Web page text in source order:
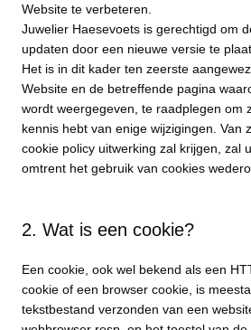
Website te verbeteren.
Juwelier Haesevoets is gerechtigd om
updaten door een nieuwe versie te
Het is in dit kader ten zeerste
Website en de betreffende pagina
wordt weergegeven, te raadplegen om
kennis hebt van enige wijzigingen. Van
cookie policy uitwerking zal krijgen, zal
omtrent het gebruik van cookies
2. Wat is een cookie?
Een cookie, ook wel bekend als een
cookie of een browser cookie, is
tekstbestand verzonden van een